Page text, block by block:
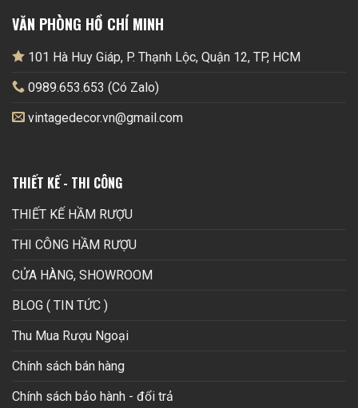
VĂN PHÒNG HỒ CHÍ MINH
101 Hà Huy Giáp, P. Thạnh Lộc, Quận 12, TP, HCM
0989.653.653 (Có Zalo)
vintagedecor.vn@gmail.com
THIẾT KẾ - THI CÔNG
THIẾT KẾ HẦM RƯỢU
THI CÔNG HẦM RƯỢU
CỬA HÀNG, SHOWROOM
BLOG ( TIN TỨC )
Thu Mua Rượu Ngoại
Chính sách bán hàng
Chính sách bảo hành - đổi trả